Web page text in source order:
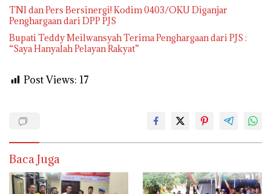
TNI dan Pers Bersinergi! Kodim 0403/OKU Diganjar
Penghargaan dari DPP PJS
Bupati Teddy Meilwansyah Terima Penghargaan dari PJS :
“Saya Hanyalah Pelayan Rakyat”
Post Views: 17
Baca Juga